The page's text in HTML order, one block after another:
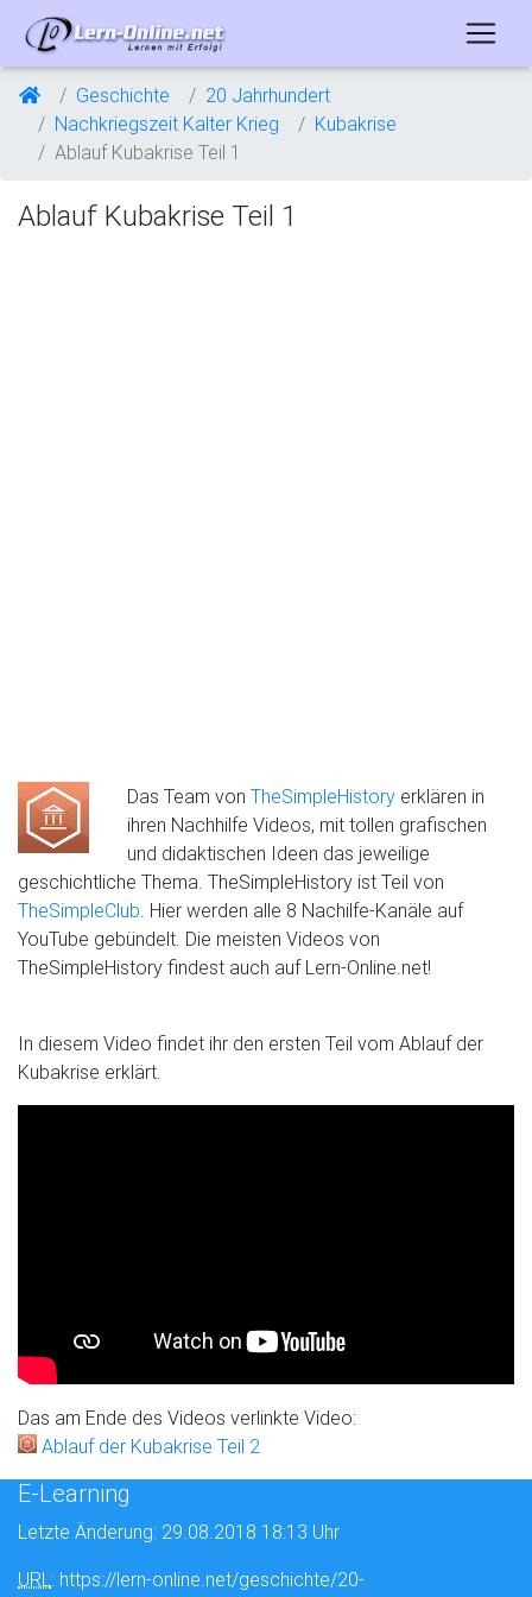
Geschichte
20 Jahrhundert
Nachkriegszeit Kalter Krieg
Kubakrise
Ablauf Kubakrise Teil 1
Ablauf Kubakrise Teil 1
Das Team von TheSimpleHistory erklären in
ihren Nachhilfe Videos, mit tollen grafischen
und didaktischen Ideen das jeweilige
geschichtliche Thema. TheSimpleHistory ist Teil von
TheSimpleClub. Hier werden alle 8 Nachilfe-Kanäle auf
YouTube gebündelt. Die meisten Videos von
TheSimpleHistory findest auch auf Lern-Online.net!
In diesem Video findet ihr den ersten Teil vom Ablauf der
Kubakrise erklärt.
Das am Ende des Videos verlinkte Video:
Ablauf der Kubakrise Teil 2
E-Learning
Letzte Änderung: 29.08.2018 18:13 Uhr
URL: https://lern-online.net/geschichte/20-